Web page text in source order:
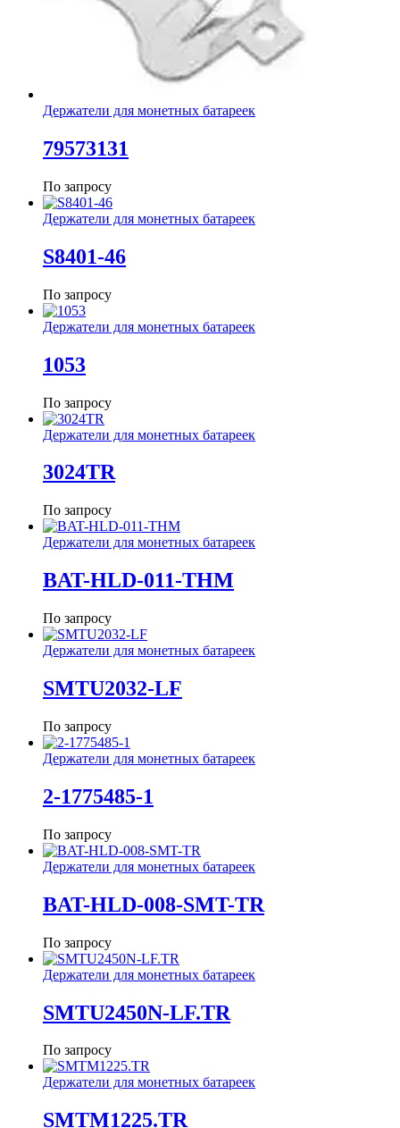
Держатели для монетных батареек
79573131
По запросу
Держатели для монетных батареек
S8401-46
По запросу
Держатели для монетных батареек
1053
По запросу
Держатели для монетных батареек
3024TR
По запросу
Держатели для монетных батареек
BAT-HLD-011-THM
По запросу
Держатели для монетных батареек
SMTU2032-LF
По запросу
Держатели для монетных батареек
2-1775485-1
По запросу
Держатели для монетных батареек
BAT-HLD-008-SMT-TR
По запросу
Держатели для монетных батареек
SMTU2450N-LF.TR
По запросу
Держатели для монетных батареек
SMTM1225.TR